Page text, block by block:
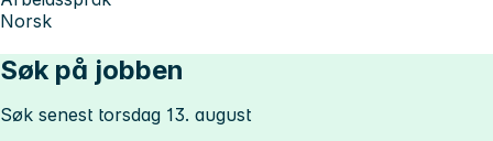
Norsk
Søk på jobben
Søk senest torsdag 13. august